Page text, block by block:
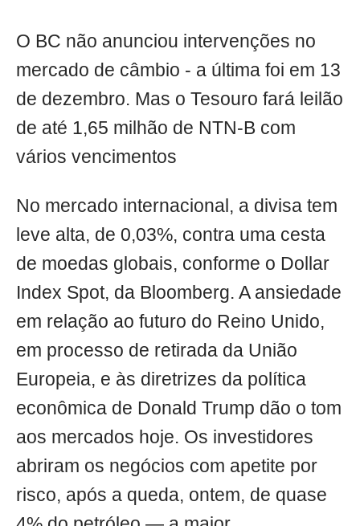
O BC não anunciou intervenções no
mercado de câmbio - a última foi em 13
de dezembro. Mas o Tesouro fará leilão
de até 1,65 milhão de NTN-B com
vários vencimentos
No mercado internacional, a divisa tem
leve alta, de 0,03%, contra uma cesta
de moedas globais, conforme o Dollar
Index Spot, da Bloomberg. A ansiedade
em relação ao futuro do Reino Unido,
em processo de retirada da União
Europeia, e às diretrizes da política
econômica de Donald Trump dão o tom
aos mercados hoje. Os investidores
abriram os negócios com apetite por
risco, após a queda, ontem, de quase